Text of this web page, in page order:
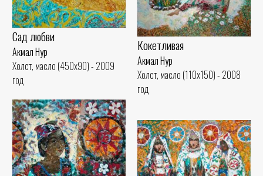
Сад любви
Акмал Нур
Холст, масло (450x90) - 2009
год
Кокетливая
Акмал Нур
Холст, масло (110x150) - 2008
год